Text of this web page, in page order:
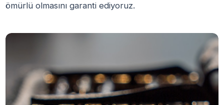
ömürlü olmasını garanti ediyoruz.